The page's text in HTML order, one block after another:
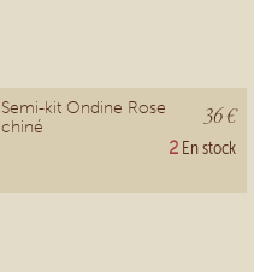
Semi-kit Ondine Rose
chiné
36 €
2 En stock